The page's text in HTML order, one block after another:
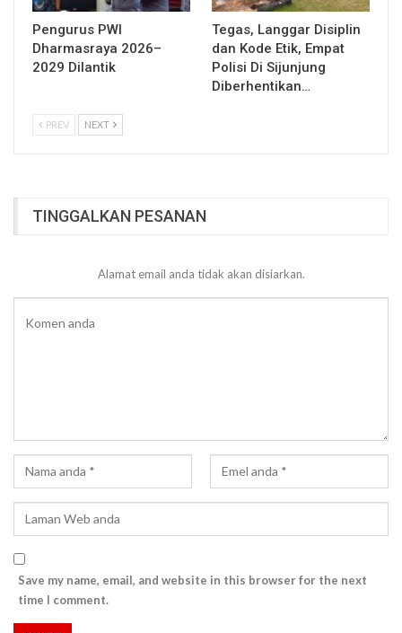
Pengurus PWI
Dharmasraya 2026–
2029 Dilantik
Tegas, Langgar Disiplin
dan Kode Etik, Empat
Polisi Di Sijunjung
Diberhentikan…
PREV NEXT
TINGGALKAN PESANAN
Alamat email anda tidak akan disiarkan.
Save my name, email, and website in this browser for the next
time I comment.